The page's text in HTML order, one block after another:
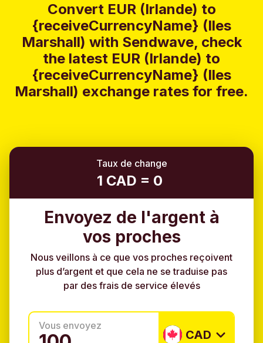
Convert EUR (Irlande) to
{receiveCurrencyName} (Iles
Marshall) with Sendwave, check
the latest EUR (Irlande) to
{receiveCurrencyName} (Iles
Marshall) exchange rates for free.
Taux de change
1 CAD = 0
Envoyez de l'argent à
vos proches
Nous veillons à ce que vos proches reçoivent
plus d’argent et que cela ne se traduise pas
par des frais de service élevés
Vous envoyez
CAD